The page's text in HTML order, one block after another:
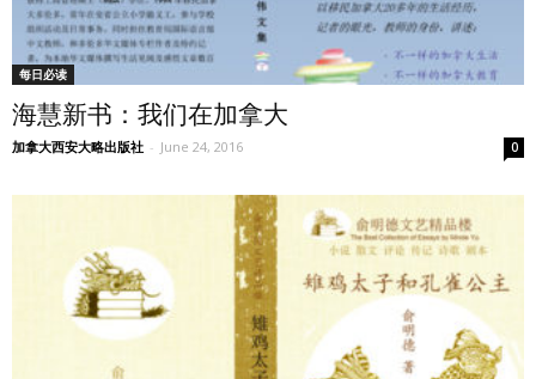
每日必读
海慧新书：我们在加拿大
加拿大西安大略出版社 - June 24, 2016 0